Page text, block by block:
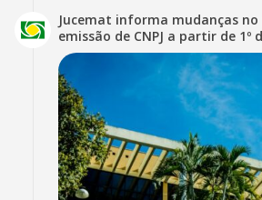
Jucemat informa mudanças no
emissão de CNPJ a partir de 1º